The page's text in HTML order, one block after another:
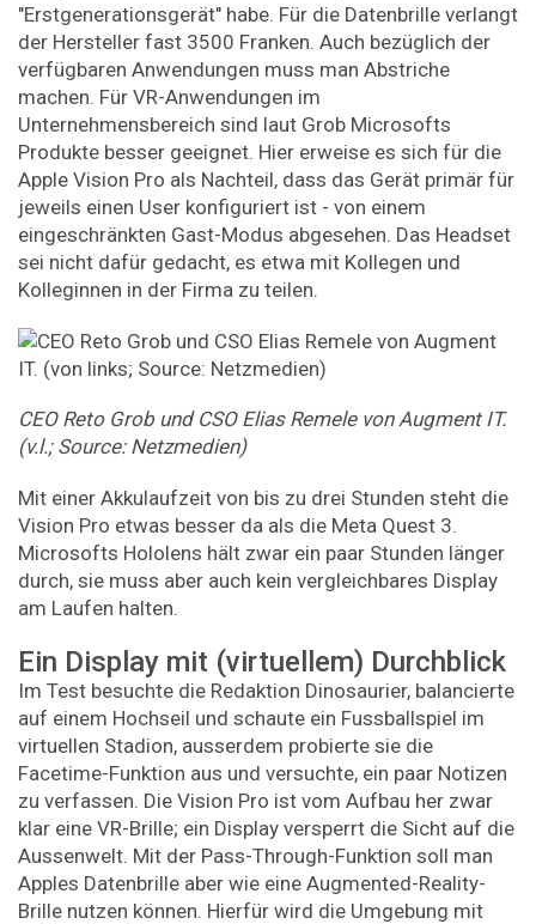
"Erstgenerationsgerät" habe. Für die Datenbrille verlangt
der Hersteller fast 3500 Franken. Auch bezüglich der
verfügbaren Anwendungen muss man Abstriche
machen. Für VR-Anwendungen im
Unternehmensbereich sind laut Grob Microsofts
Produkte besser geeignet. Hier erweise es sich für die
Apple Vision Pro als Nachteil, dass das Gerät primär für
jeweils einen User konfiguriert ist - von einem
eingeschränkten Gast-Modus abgesehen. Das Headset
sei nicht dafür gedacht, es etwa mit Kollegen und
Kolleginnen in der Firma zu teilen.
CEO Reto Grob und CSO Elias Remele von Augment IT.
(v.l.; Source: Netzmedien)
Mit einer Akkulaufzeit von bis zu drei Stunden steht die
Vision Pro etwas besser da als die Meta Quest 3.
Microsofts Hololens hält zwar ein paar Stunden länger
durch, sie muss aber auch kein vergleichbares Display
am Laufen halten.
Ein Display mit (virtuellem) Durchblick
Im Test besuchte die Redaktion Dinosaurier, balancierte
auf einem Hochseil und schaute ein Fussballspiel im
virtuellen Stadion, ausserdem probierte sie die
Facetime-Funktion aus und versuchte, ein paar Notizen
zu verfassen. Die Vision Pro ist vom Aufbau her zwar
klar eine VR-Brille; ein Display versperrt die Sicht auf die
Aussenwelt. Mit der Pass-Through-Funktion soll man
Apples Datenbrille aber wie eine Augmented-Reality-
Brille nutzen können. Hierfür wird die Umgebung mit